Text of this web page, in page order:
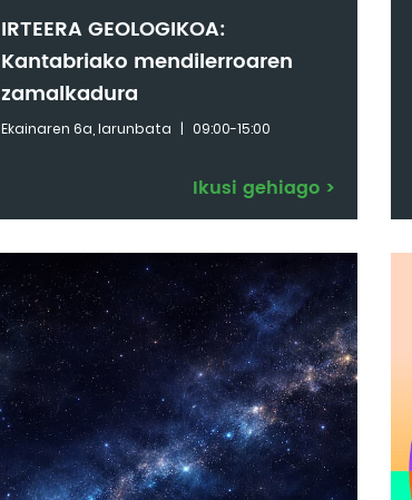
IRTEERA GEOLOGIKOA:
Kantabriako mendilerroaren
zamalkadura
Ekainaren 6a, larunbata | 09:00-15:00
Ikusi gehiago >